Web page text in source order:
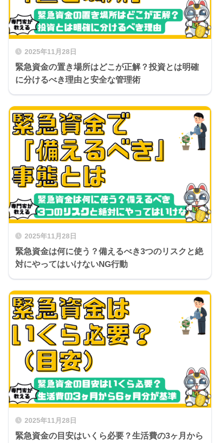
2025年11月28日
緊急資金の置き場所はどこが正解？投資とは明確
に分けるべき理由と安全な管理術
2025年11月28日
緊急資金は何に使う？備えるべき3つのリスクと絶
対にやってはいけないNG行動
2025年11月28日
緊急資金の目安はいくら必要？生活費の3ヶ月から